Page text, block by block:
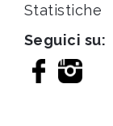
Statistiche
Seguici su: